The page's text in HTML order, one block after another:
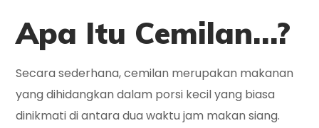
Apa Itu Cemilan…?
Secara sederhana, cemilan merupakan makanan
yang dihidangkan dalam porsi kecil yang biasa
dinikmati di antara dua waktu jam makan siang.